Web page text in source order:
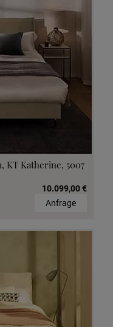
KT Katherine, 5007
10.099,00 €
Anfrage